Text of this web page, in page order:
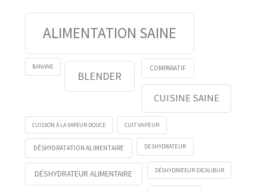
ALIMENTATION SAINE
BANANE
BLENDER
COMPARATIF
CUISINE SAINE
CUISSON À LA VAPEUR DOUCE CUIT VAPEUR
DÉSHYDRATATION ALIMENTAIRE DESHYDRATEUR
DÉSHYDRATEUR ALIMENTAIRE DÉSHYDRATEUR EXCALIBUR